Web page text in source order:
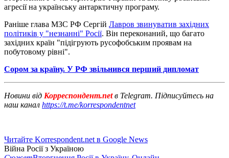
агресії на українську антарктичну програму.
Раніше глава МЗС РФ Сергій Лавров звинуватив західних
політиків у "незнанні" Росії. Він переконаний, що багато
західних країн "підігрують русофобським проявам на
побутовому рівні".
Сором за країну. У РФ звільнився перший дипломат
Новини від Корреспондент.netв Telegram. Підписуйтесь на
наш канал https://t.me/korrespondentnet
Читайте Korrespondent.net в Google News
Війна Росії з Україною